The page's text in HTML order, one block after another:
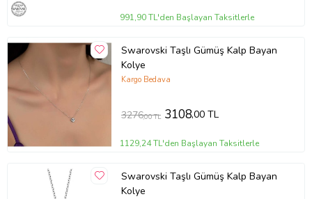
991,90 TL'den Başlayan Taksitlerle
Swarovski Taşlı Gümüş Kalp Bayan
Kolye
Kargo Bedava
3276,00 TL 3108,00 TL
1129,24 TL'den Başlayan Taksitlerle
Swarovski Taşlı Gümüş Kalp Bayan
Kolye